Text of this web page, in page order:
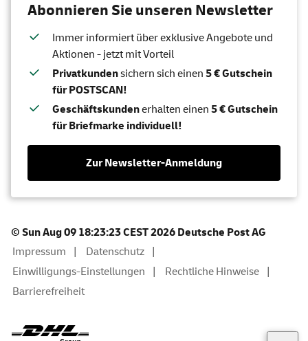
Abonnieren Sie unseren Newsletter
Immer informiert über exklusive Angebote und
Aktionen - jetzt mit Vorteil
Privatkundensichern sich einen 5 € Gutschein
für POSTSCAN!
Geschäftskundenerhalten einen 5 € Gutschein
für Briefmarke individuell!
Zur Newsletter-Anmeldung
© Sun Aug 09 18:23:23 CEST 2026 Deutsche Post AG
Impressum
Datenschutz
Einwilligungs-Einstellungen
Rechtliche Hinweise
Barrierefreiheit